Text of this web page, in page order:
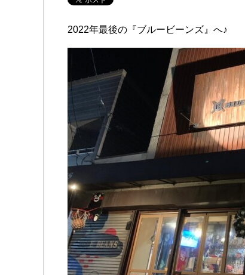
2022年最後の『ブルービーンズ』へ♪